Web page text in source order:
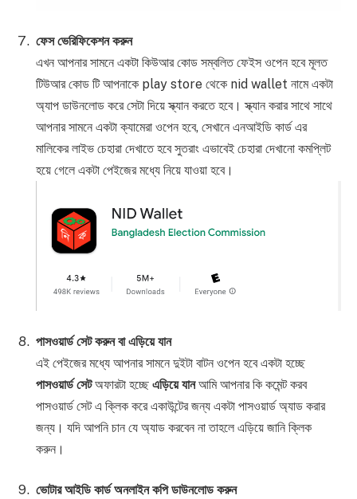
ফেস ভেরিফিকেশন করুন
এখন আপনার সামনে একটা কিউআর কোড সম্বলিত ফেইস ওপেন হবে মূলত
টিউআর কোড টি আপনাকে play store থেকে nid wallet নামে একটা
অ্যাপ ডাউনলোড করে সেটা দিয়ে স্ক্যান করতে হবে। স্ক্যান করার সাথে সাথে
আপনার সামনে একটা ক্যামেরা ওপেন হবে, সেখানে এনআইডি কার্ড এর
মালিকের লাইভ চেহারা দেখাতে হবে সুতরাং এভাবেই চেহারা দেখানো কমপ্লিট
হয়ে গেলে একটা পেইজের মধ্যে নিয়ে যাওয়া হবে।
পাসওয়ার্ড সেট করুন বা এড়িয়ে যান
এই পেইজের মধ্যে আপনার সামনে দুইটা বাটন ওপেন হবে একটা হচ্ছে
পাসওয়ার্ড সেটঅফারটা হচ্ছে এড়িয়ে যানআমি আপনার কি কমেন্ট করব
পাসওয়ার্ড সেট এ ক্লিক করে একাউন্টের জন্য একটা পাসওয়ার্ড অ্যাড করার
জন্য। যদি আপনি চান যে অ্যাড করবেন না তাহলে এড়িয়ে জানি ক্লিক
করুন।
ভোটার আইডি কার্ড অনলাইন কপি ডাউনলোড করুন